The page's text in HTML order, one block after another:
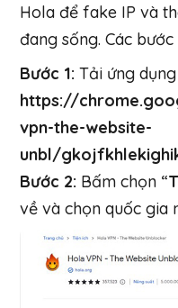
Hola để fake IP và
đang sống. Các
Bước 1: Tải ứng
https://
vpn-the-website-
unbl/
Bước 2: Bấm chọn “
về và chọn quốc gia